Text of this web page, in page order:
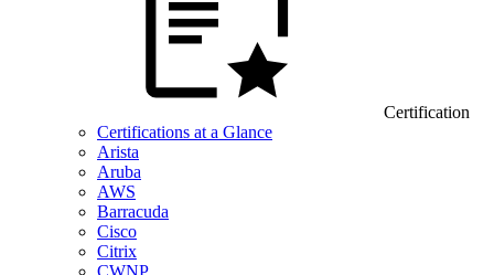
Certification
Certifications at a Glance
Arista
Aruba
AWS
Barracuda
Cisco
Citrix
CWNP